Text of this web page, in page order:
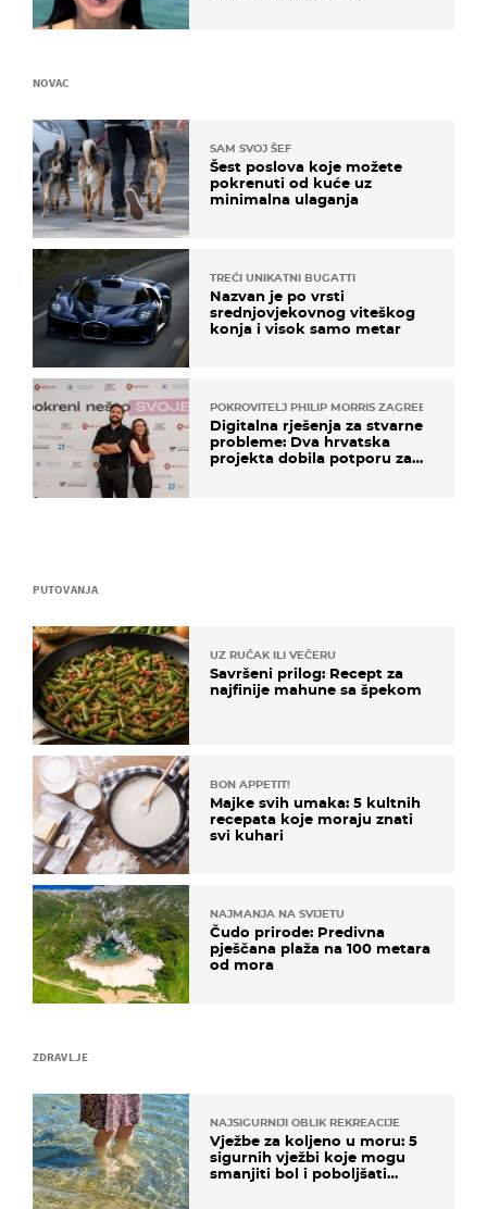
ZDRAVLJE
NAJSIGURNIJI OBLIK REKREACIJE
Vježbe za koljeno u moru: 5
sigurnih vježbi koje mogu
smanjiti bol i poboljšati
PUTOVANJA
UZ RUČAK ILI VEČERU
Savršeni prilog: Recept za
najfinije mahune sa špekom
BON APPETIT!
Majke svih umaka: 5 kultnih
recepata koje moraju znati
svi kuhari
NAJMANJA NA SVIJETU
Čudo prirode: Predivna
pješčana plaža na 100 metara
od mora
NOVAC
SAM SVOJ ŠEF
Šest poslova koje možete
pokrenuti od kuće uz
minimalna ulaganja
TREĆI UNIKATNI BUGATTI
Nazvan je po vrsti
srednjovjekovnog viteškog
konja i visok samo metar
POKROVITELJ PHILIP MORRIS ZAGREB
Digitalna rješenja za stvarne
probleme: Dva hrvatska
projekta dobila potporu za